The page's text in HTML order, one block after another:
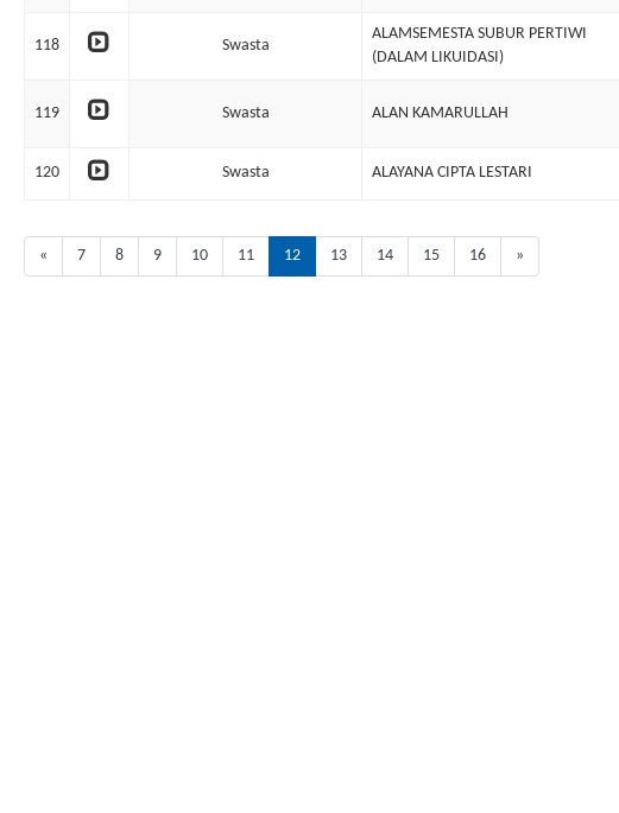
118 Swasta
ALAMSEMESTA SUBUR PERTIWI
(DALAM LIKUIDASI)
119 Swasta ALAN KAMARULLAH
120 Swasta ALAYANA CIPTA LESTARI
« 7 8 9 10 11 12 13 14 15 16 »